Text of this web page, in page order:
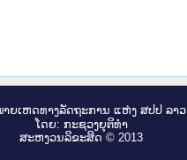
ຍ​ເຫດ​ທາງ​ລັດ​ຖະ​ການ ແຫ່ງ ສ​ປ​ປ ລາວ
ໂດຍ: ກະ​ຊວງຍຸ​ຕິ​ທຳ
ສະ​ຫງວນ​ລິ​ຂະ​ສິດ © 2013